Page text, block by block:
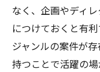
なく、企画やディ
につけておくと有
ジャンルの案件が
持つことで活躍の